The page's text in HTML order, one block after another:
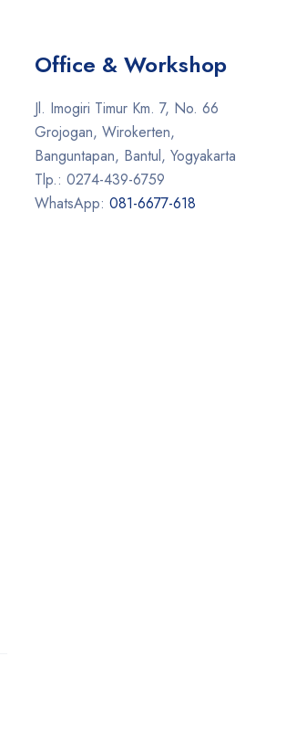
Office & Workshop
Jl. Imogiri Timur Km. 7, No. 66
Grojogan, Wirokerten,
Banguntapan, Bantul, Yogyakarta
Tlp.: 0274-439-6759
WhatsApp: 081-6677-618